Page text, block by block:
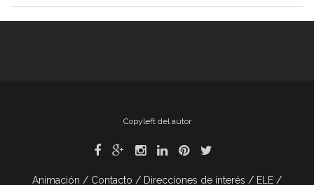
Copyleft del autor
Animación Contacto Direcciones de interés ELE